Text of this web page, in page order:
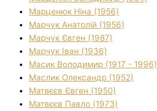
Марценюк Ніна (1956)
Марчук Анатолій (1956)
Марчук Євген (1987)
Марчук Іван (1936)
Масик Володимир (1917 - 1996)
Маслик Олександр (1952)
Матвєєв Євген (1950)
Матвєєв Павло (1973)